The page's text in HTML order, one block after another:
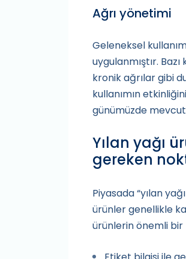
Ağrı yönetimi
Geleneksel
uygulanmıştır.
kronik ağrılar gibi
kullanımın
günümüzde
Yılan yağı
gereken
Piyasada “yılan
ürünler genellikle
ürünlerin önemli